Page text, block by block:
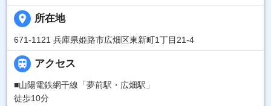
place 所在地
671-1121 兵庫県姫路市広畑区東新町1丁目21-4
 アクセス
■山陽電鉄網干線「夢前駅・広畑駅」
徒歩10分